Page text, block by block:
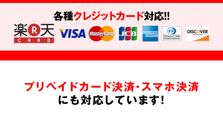
各種クレジットカード対応!!
プリペイドカード決済・スマホ決済
にも対応しています!